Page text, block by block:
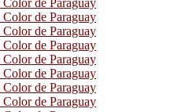
de Paraguay
de Paraguay
de Paraguay
de Paraguay
de Paraguay
de Paraguay
de Paraguay
de Paraguay